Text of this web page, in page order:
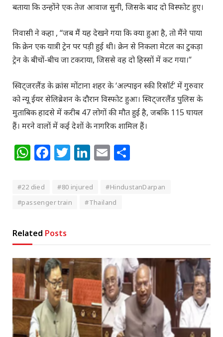
बताया कि उन्होंने एक तेज आवाज सुनी, जिसके बाद दो विस्फोट हुए।
निवासी ने कहा , “जब मैं यह देखने गया कि क्या हुआ है, तो मैंने पाया
कि क्रेन एक यात्री ट्रेन पर पड़ी हुई थी। क्रेन से निकला मेटल का टुकड़ा
ट्रेन के बीचों-बीच जा टकराया, जिससे वह दो हिस्सों में कट गया।”
स्विट्जरलैंड के क्रांस मोंटाना शहर के ‘अल्पाइन स्की रिसॉर्ट’ में गुरुवार
को न्यू ईयर सेलिब्रेशन के दौरान विस्फोट हुआ। स्विट्जरलैंड पुलिस के
मुताबिक हादसे में करीब 47 लोगों की मौत हुई है, जबकि 115 घायल
हैं। मरने वालों में कई देशों के नागरिक शामिल हैं।
WhatsApp
Facebook
Twitter
LinkedIn
Email
#22 died #80 injured
#HindustanDarpan
#passenger train
#Thailand
Related Posts